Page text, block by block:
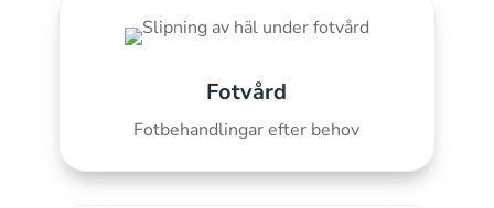
Fotvård
Fotbehandlingar efter behov